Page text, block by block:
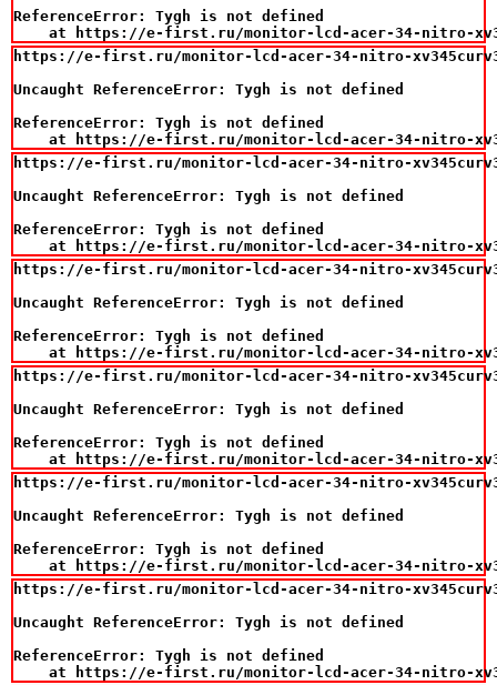
ReferenceError: Tygh is not defined
at https://e-first.ru/monitor-lcd-acer-34-nitro-
https://e-first.ru/monitor-lcd-acer-34-nitro-
Uncaught ReferenceError: Tygh is not defined
ReferenceError: Tygh is not defined
at https://e-first.ru/monitor-lcd-acer-34-nitro-
https://e-first.ru/monitor-lcd-acer-34-nitro-
Uncaught ReferenceError: Tygh is not defined
ReferenceError: Tygh is not defined
at https://e-first.ru/monitor-lcd-acer-34-nitro-
https://e-first.ru/monitor-lcd-acer-34-nitro-
Uncaught ReferenceError: Tygh is not defined
ReferenceError: Tygh is not defined
at https://e-first.ru/monitor-lcd-acer-34-nitro-
https://e-first.ru/monitor-lcd-acer-34-nitro-
Uncaught ReferenceError: Tygh is not defined
ReferenceError: Tygh is not defined
at https://e-first.ru/monitor-lcd-acer-34-nitro-
https://e-first.ru/monitor-lcd-acer-34-nitro-
Uncaught ReferenceError: Tygh is not defined
ReferenceError: Tygh is not defined
at https://e-first.ru/monitor-lcd-acer-34-nitro-
https://e-first.ru/monitor-lcd-acer-34-nitro-
Uncaught ReferenceError: Tygh is not defined
ReferenceError: Tygh is not defined
at https://e-first.ru/monitor-lcd-acer-34-nitro-